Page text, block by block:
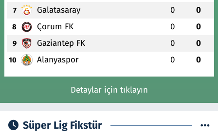
7 Galatasaray 0 0
8 Çorum FK 0 0
9 Gaziantep FK 0 0
10 Alanyaspor 0 0
Detaylar için tıklayın
Süper Lig Fikstür